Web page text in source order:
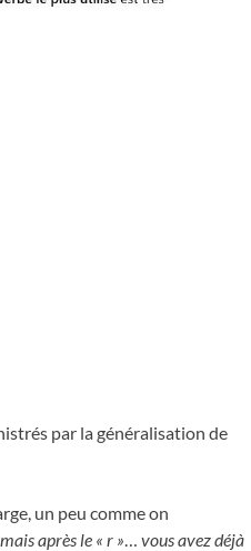
par la généralisation de
un peu comme on
après le « r »
vous avez déjà